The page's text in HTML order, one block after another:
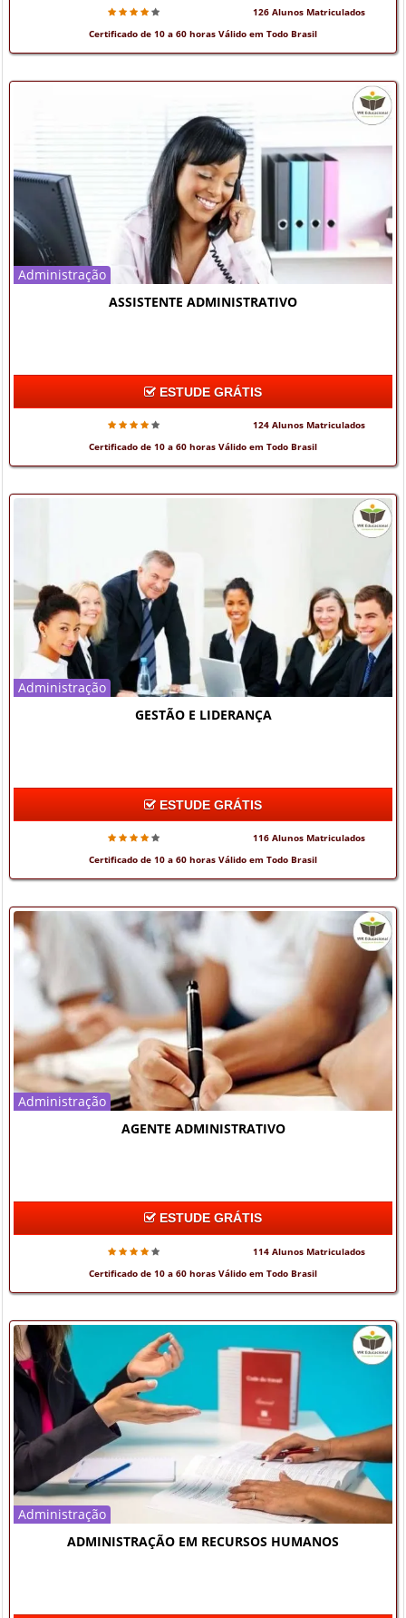
126 Alunos Matriculados
Certificado de 10 a 60 horas Válido em Todo Brasil
Administração
ASSISTENTE ADMINISTRATIVO
ESTUDE GRÁTIS
124 Alunos Matriculados
Certificado de 10 a 60 horas Válido em Todo Brasil
Administração
GESTÃO E LIDERANÇA
ESTUDE GRÁTIS
116 Alunos Matriculados
Certificado de 10 a 60 horas Válido em Todo Brasil
Administração
AGENTE ADMINISTRATIVO
ESTUDE GRÁTIS
114 Alunos Matriculados
Certificado de 10 a 60 horas Válido em Todo Brasil
Administração
ADMINISTRAÇÃO EM RECURSOS HUMANOS